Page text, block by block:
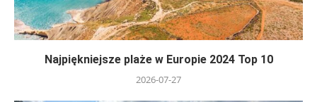
Najpiękniejsze plaże w Europie 2024 Top 10
2026-07-27